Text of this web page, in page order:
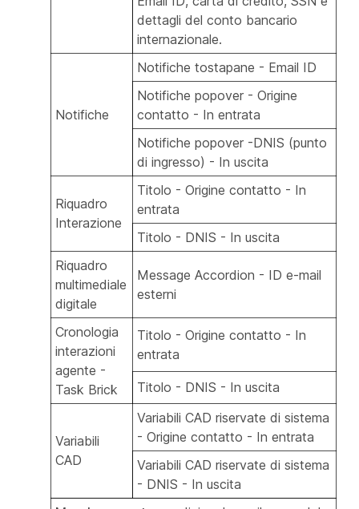
dettagli del conto bancario
internazionale.
Notifiche
Notifiche tostapane - Email ID
Notifiche popover - Origine
contatto - In entrata
Notifiche popover -DNIS (punto
di ingresso) - In uscita
Riquadro
Interazione
Titolo - Origine contatto - In
entrata
Titolo - DNIS - In uscita
Riquadro
multimediale
digitale
Message Accordion - ID e-mail
esterni
Cronologia
interazioni
agente -
Task Brick
Titolo - Origine contatto - In
entrata
Titolo - DNIS - In uscita
Variabili
CAD
Variabili CAD riservate di sistema
- Origine contatto - In entrata
Variabili CAD riservate di sistema
- DNIS - In uscita